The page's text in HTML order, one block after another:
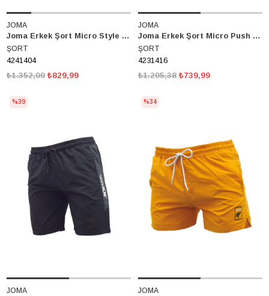
JOMA
Joma Erkek Şort Micro Style M 4241404
ŞORT
4241404
₺829,99
₺1.352,09
JOMA
Joma Erkek Şort Micro Push M 4231416
ŞORT
4231416
₺739,99
₺1.205,38
JOMA
%39
JOMA
%34